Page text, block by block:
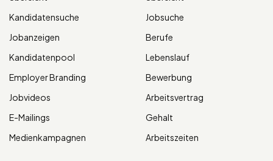
Kandidatensuche
Jobanzeigen
Kandidatenpool
Employer Branding
Jobvideos
E-Mailings
Medienkampagnen
Jobsuche
Berufe
Lebenslauf
Bewerbung
Arbeitsvertrag
Gehalt
Arbeitszeiten